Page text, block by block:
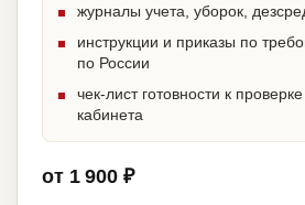
журналы учета, уборок,
инструкции и приказы по
по России
чек-лист готовности к
кабинета
от 1 900 ₽